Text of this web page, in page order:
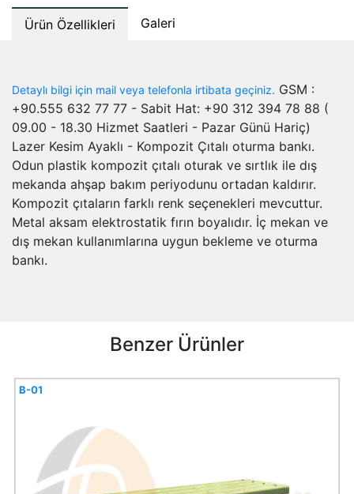
Ürün Özellikleri Galeri
Detaylı bilgi için mail veya telefonla irtibata geçiniz. GSM :
+90.555 632 77 77 - Sabit Hat: +90 312 394 78 88 (
09.00 - 18.30 Hizmet Saatleri - Pazar Günü Hariç)
Lazer Kesim Ayaklı - Kompozit Çıtalı oturma bankı.
Odun plastik kompozit çıtalı oturak ve sırtlık ile dış
mekanda ahşap bakım periyodunu ortadan kaldırır.
Kompozit çıtaların farklı renk seçenekleri mevcuttur.
Metal aksam elektrostatik fırın boyalıdır. İç mekan ve
dış mekan kullanımlarına uygun bekleme ve oturma
bankı.
Benzer Ürünler
B-01